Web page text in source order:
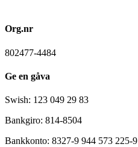
Org.nr
802477-4484
Ge en gåva
Swish: 123 049 29 83
Bankgiro: 814-8504
Bankkonto: 8327-9 944 573 225-9